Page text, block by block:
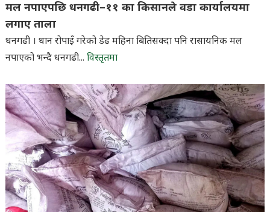
मल नपाएपछि धनगढी–११ का किसानले वडा कार्यालयमा
लगाए ताला
धनगढी । धान रोपाइँ गरेको डेढ महिना बितिसक्दा पनि रासायनिक मल
नपाएको भन्दै धनगढी... विस्तृतमा